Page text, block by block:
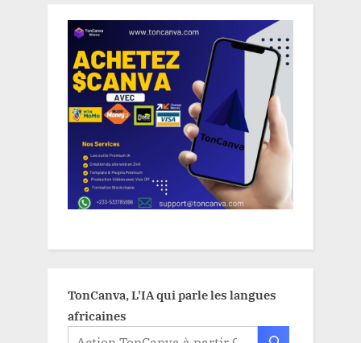
TonCanva, L'IA qui parle les langues
africaines